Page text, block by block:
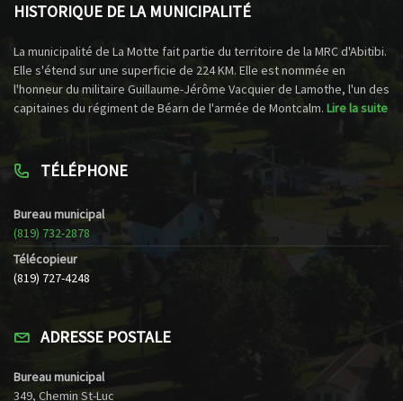
HISTORIQUE DE LA MUNICIPALITÉ
La municipalité de La Motte fait partie du territoire de la MRC d'Abitibi.
Elle s'étend sur une superficie de 224 KM. Elle est nommée en
l'honneur du militaire Guillaume-Jérôme Vacquier de Lamothe, l'un des
capitaines du régiment de Béarn de l'armée de Montcalm. Lire la suite
TÉLÉPHONE
Bureau municipal
(819) 732-2878
Télécopieur
(819) 727-4248
ADRESSE POSTALE
Bureau municipal
349, Chemin St-Luc